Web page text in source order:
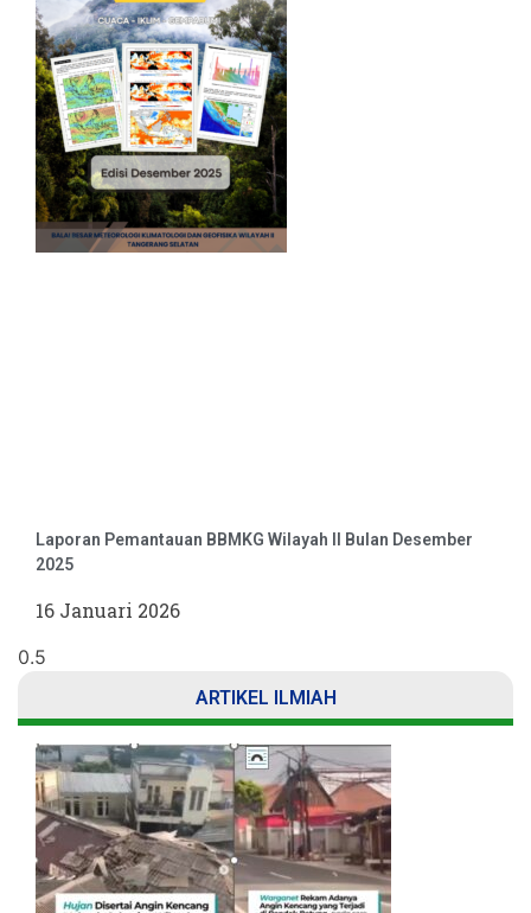
Laporan Pemantauan BBMKG Wilayah II Bulan Desember
2025
16 Januari 2026
ARTIKEL ILMIAH